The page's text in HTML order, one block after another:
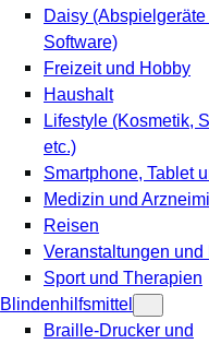
Daisy (Abspielgeräte
Software)
Freizeit und Hobby
Haushalt
Lifestyle (Kosmetik,
etc.)
Smartphone, Tablet
Medizin und
Reisen
Veranstaltungen und
Sport und Therapien
Blindenhilfsmittel
Braille-Drucker und